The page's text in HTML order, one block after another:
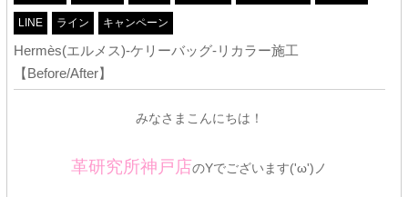
LINE ライン キャンペーン
Hermès(エルメス)-ケリーバッグ-リカラー施工
【Before/After】
みなさまこんにちは！
革研究所神戸店のYでございます('ω')ノ